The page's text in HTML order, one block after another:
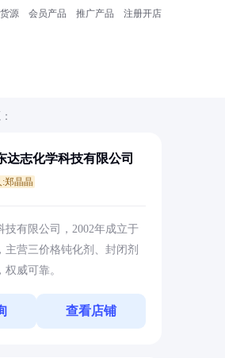
源 会员产品 推广产品 注册开店
达志化学科技有限公司
:郑晶晶
技有限公司，2002年成立于
主营三价格钝化剂、封闭剂
威可靠。
查看店铺